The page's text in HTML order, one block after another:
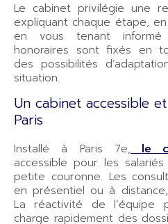
Le cabinet privilégie une
expliquant chaque étape,
en vous tenant
honoraires sont fixés en
des possibilités
situation.
Un cabinet accessible
Paris
Installé à Paris 7e, le
accessible pour les
petite couronne. Les
en présentiel ou à
La réactivité de l’équipe
charge rapidement des